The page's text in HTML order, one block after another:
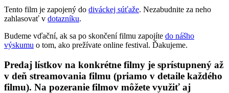
Tento film je zapojený do diváckej súťaže. Nezabudnite za neho
zahlasovať v dotazníku.
Budeme vďační, ak sa po skončení filmu zapojíte do nášho
výskumu o tom, ako prežívate online festival. Ďakujeme.
Predaj lístkov na konkrétne filmy je sprístupnený až
v deň streamovania filmu (priamo v detaile každého
filmu). Na pozeranie filmov môžete využiť aj